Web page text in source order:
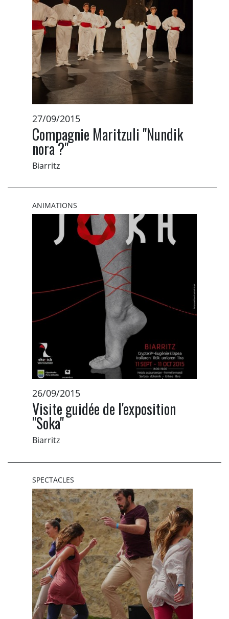
27/09/2015
Compagnie Maritzuli "Nundik
nora ?"
Biarritz
ANIMATIONS
26/09/2015
Visite guidée de l'exposition
"Soka"
Biarritz
SPECTACLES